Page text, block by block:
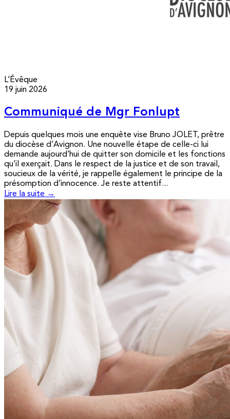
L’Évêque
19 juin 2026
Communiqué de Mgr Fonlupt
Depuis quelques mois une enquête vise Bruno JOLET, prêtre
du diocèse d’Avignon. Une nouvelle étape de celle-ci lui
demande aujourd’hui de quitter son domicile et les fonctions
qu’il exerçait. Dans le respect de la justice et de son travail,
soucieux de la vérité, je rappelle également le principe de la
présomption d’innocence. Je reste attentif...
Lire la suite →